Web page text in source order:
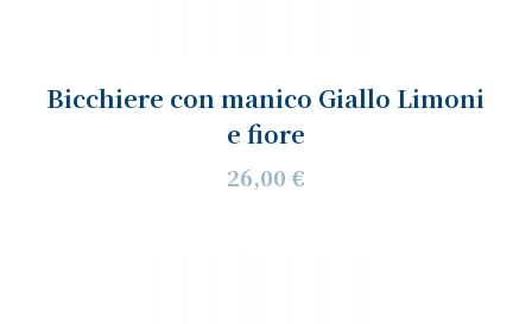
Bicchiere con manico Giallo Limoni
e fiore
26,00 €